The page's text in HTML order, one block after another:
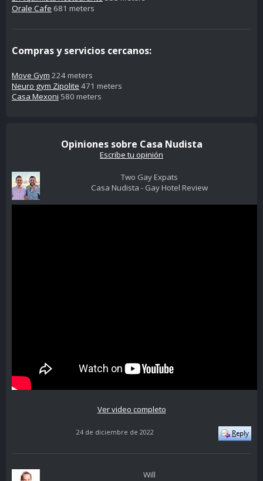
Orale Cafe 681 meters
Compras y servicios cercanos:
Move Gym 224 meters
Neuro gym Zipolite 471 meters
Casa Mexoni 580 meters
Opiniones sobre Casa Nudista
Escribe tu opinión
Two Gay Expats
Casa Nudista - Gay Hotel Review
Ver video completo
24 de diciembre de 2022
Will